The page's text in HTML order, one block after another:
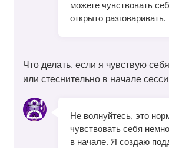
можете чувствовать
открыто разговаривать.
Что делать, если я чувствую
или стеснительно в начале
Не волнуйтесь, это
чувствовать себя
в начале. Я создаю